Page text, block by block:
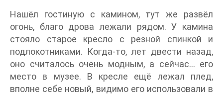
Нашёл гостиную с камином, тут же развёл
огонь, благо дрова лежали рядом. У камина
стояло старое кресло с резной спинкой и
подлокотниками. Когда-то, лет двести назад,
оно считалось очень модным, а сейчас… его
место в музее. В кресле ещё лежал плед,
вполне себе новый, видимо его использовали в